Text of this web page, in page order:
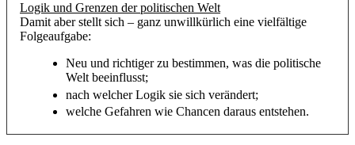
Logik und Grenzen der politischen Welt
Damit aber stellt sich – ganz unwillkürlich eine vielfältige
Folgeaufgabe:
Neu und richtiger zu bestimmen, was die politische
Welt beeinflusst;
nach welcher Logik sie sich verändert;
welche Gefahren wie Chancen daraus entstehen.